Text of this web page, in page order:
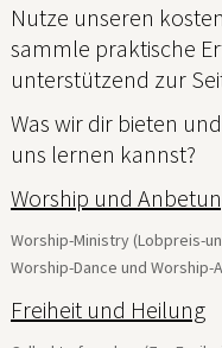
Nutze unseren
sammle praktische
unterstützend zur
Was wir dir bieten
uns lernen kannst?
Worship und
Worship-Ministry (Lobpreis-
Worship-Dance und Worship-
Freiheit und Heilung